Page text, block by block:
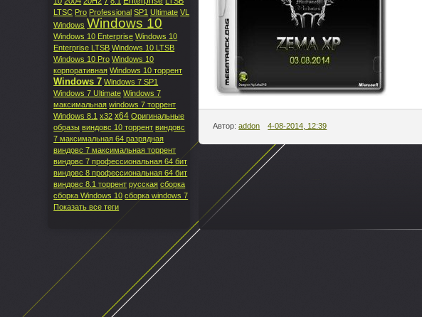
Автор:addon 4-08-2014, 12:39
LTSC Pro Professional SP1 Ultimate VL
Windows Windows 10
Windows 10 Enterprise Windows 10
Enterprise LTSB Windows 10 LTSB
Windows 10 Pro Windows 10
корпоративная Windows 10 торрент
Windows 7 Windows 7 SP1
Windows 7 Ultimate Windows 7
максимальная windows 7 торрент
Windows 8.1 x32 x64 Оригинальные
образы виндовс 10 торрент виндовс
7 максимальная 64 разрядная
виндовс 7 максимальная торрент
виндовс 7 профессиональная 64 бит
виндовс 8 профессиональная 64 бит
виндовс 8.1 торрент русская сборка
сборка Windows 10 сборка windows 7
Показать все теги